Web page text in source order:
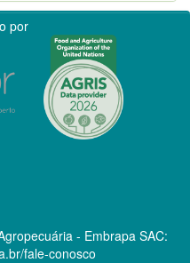
por
- Embrapa SAC:
fale-conosco